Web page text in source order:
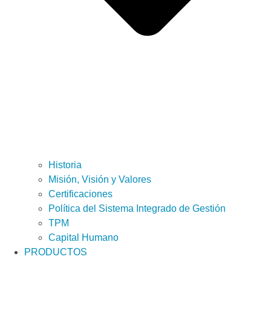
Historia
Misión, Visión y Valores
Certificaciones
Política del Sistema Integrado de Gestión
TPM
Capital Humano
PRODUCTOS